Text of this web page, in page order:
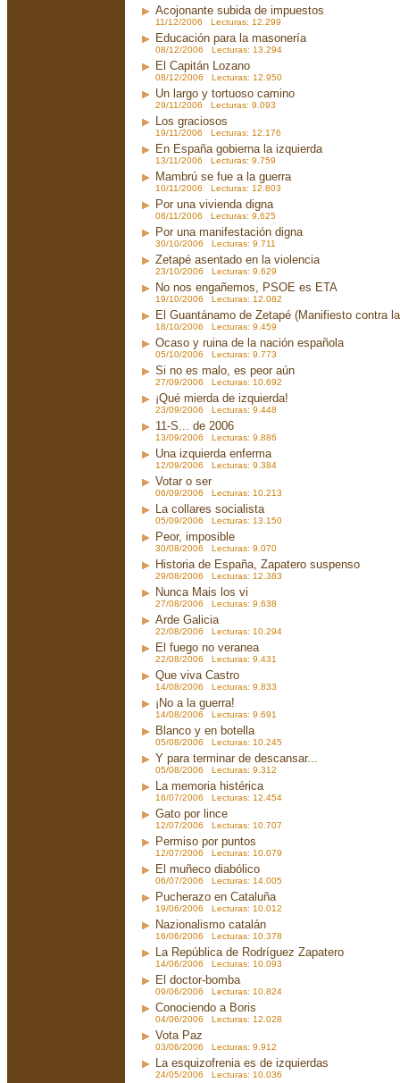
Acojonante subida de impuestos
11/12/2006 Lecturas: 12.299
Educación para la masonería
08/12/2006 Lecturas: 13.294
El Capitán Lozano
08/12/2006 Lecturas: 12.950
Un largo y tortuoso camino
29/11/2006 Lecturas: 9.093
Los graciosos
19/11/2006 Lecturas: 12.176
En España gobierna la izquierda
13/11/2006 Lecturas: 9.759
Mambrú se fue a la guerra
10/11/2006 Lecturas: 12.803
Por una vivienda digna
08/11/2006 Lecturas: 9.625
Por una manifestación digna
30/10/2006 Lecturas: 9.711
Zetapé asentado en la violencia
23/10/2006 Lecturas: 9.629
No nos engañemos, PSOE es ETA
19/10/2006 Lecturas: 12.082
El Guantánamo de Zetapé (Manifiesto contra
18/10/2006 Lecturas: 9.459
Ocaso y ruina de la nación española
05/10/2006 Lecturas: 9.773
Si no es malo, es peor aún
27/09/2006 Lecturas: 10.692
¡Qué mierda de izquierda!
23/09/2006 Lecturas: 9.448
11-S... de 2006
13/09/2006 Lecturas: 9.886
Una izquierda enferma
12/09/2006 Lecturas: 9.384
Votar o ser
06/09/2006 Lecturas: 10.213
La collares socialista
05/09/2006 Lecturas: 13.150
Peor, imposible
30/08/2006 Lecturas: 9.070
Historia de España, Zapatero suspenso
29/08/2006 Lecturas: 12.383
Nunca Mais los vi
27/08/2006 Lecturas: 9.638
Arde Galicia
22/08/2006 Lecturas: 10.294
El fuego no veranea
22/08/2006 Lecturas: 9.431
Que viva Castro
14/08/2006 Lecturas: 9.833
¡No a la guerra!
14/08/2006 Lecturas: 9.691
Blanco y en botella
05/08/2006 Lecturas: 10.245
Y para terminar de descansar...
05/08/2006 Lecturas: 9.312
La memoria histérica
16/07/2006 Lecturas: 12.454
Gato por lince
12/07/2006 Lecturas: 10.707
Permiso por puntos
12/07/2006 Lecturas: 10.079
El muñeco diabólico
06/07/2006 Lecturas: 14.005
Pucherazo en Cataluña
19/06/2006 Lecturas: 10.012
Nazionalismo catalán
16/06/2006 Lecturas: 10.378
La República de Rodríguez Zapatero
14/06/2006 Lecturas: 10.093
El doctor-bomba
09/06/2006 Lecturas: 10.824
Conociendo a Boris
04/06/2006 Lecturas: 12.028
Vota Paz
03/06/2006 Lecturas: 9.912
La esquizofrenia es de izquierdas
24/05/2006 Lecturas: 10.036